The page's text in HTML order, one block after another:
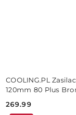
COOLING.PL
120mm 80 Plus
Cena:
269.99